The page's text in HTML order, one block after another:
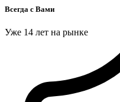
Всегда с Вами
Уже 14 лет на рынке